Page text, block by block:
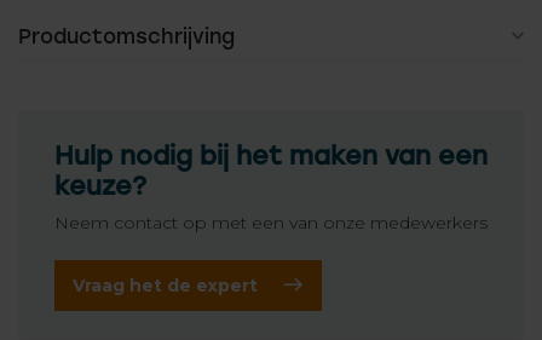
Productomschrijving
Hulp nodig bij het maken van een
keuze?
Neem contact op met een van onze medewerkers
Vraag het de expert